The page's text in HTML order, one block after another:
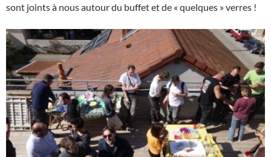
sont joints à nous autour du buffet et de « quelques » verres !